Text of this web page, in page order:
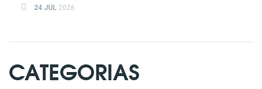
24 JUL 2026
CATEGORIAS